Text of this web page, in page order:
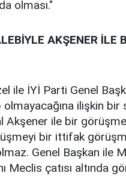
olması."
AKŞENER İLE
ile İYİ Parti Genel
ilişkin bir
Akşener ile bir
bir ittifak
Genel Başkan ile
Meclis çatısı altında